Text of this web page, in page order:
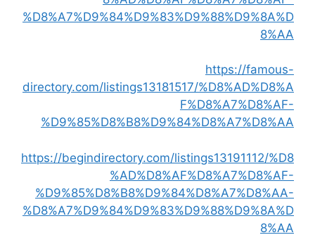
%D8%A7%D9%84%D9%83%D9%88%D9%8A%D
8%AA
https://famous-
directory.com/listings13181517/%D8%AD%D8%A
F%D8%A7%D8%AF-
%D9%85%D8%B8%D9%84%D8%A7%D8%AA
https://begindirectory.com/listings13191112/%D8
%AD%D8%AF%D8%A7%D8%AF-
%D9%85%D8%B8%D9%84%D8%A7%D8%AA-
%D8%A7%D9%84%D9%83%D9%88%D9%8A%D
8%AA